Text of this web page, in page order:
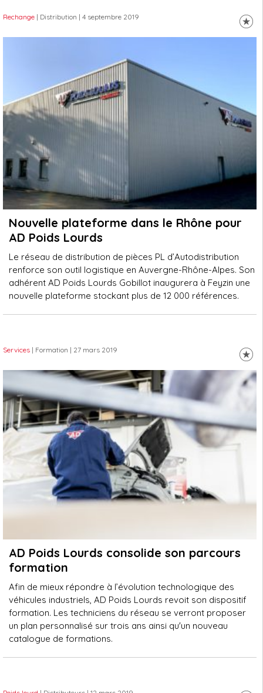
Rechange | Distribution | 4 septembre 2019
Nouvelle plateforme dans le Rhône pour
AD Poids Lourds
Le réseau de distribution de pièces PL d’Autodistribution
renforce son outil logistique en Auvergne-Rhône-Alpes. Son
adhérent AD Poids Lourds Gobillot inaugurera à Feyzin une
nouvelle plateforme stockant plus de 12 000 références.
Services | Formation | 27 mars 2019
AD Poids Lourds consolide son parcours
formation
Afin de mieux répondre à l’évolution technologique des
véhicules industriels, AD Poids Lourds revoit son dispositif
formation. Les techniciens du réseau se verront proposer
un plan personnalisé sur trois ans ainsi qu'un nouveau
catalogue de formations.